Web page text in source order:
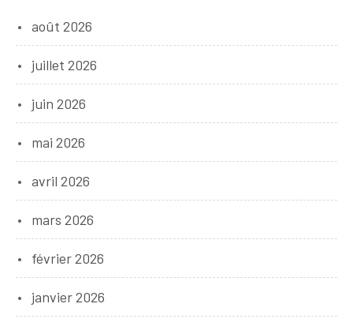
août 2026
juillet 2026
juin 2026
mai 2026
avril 2026
mars 2026
février 2026
janvier 2026